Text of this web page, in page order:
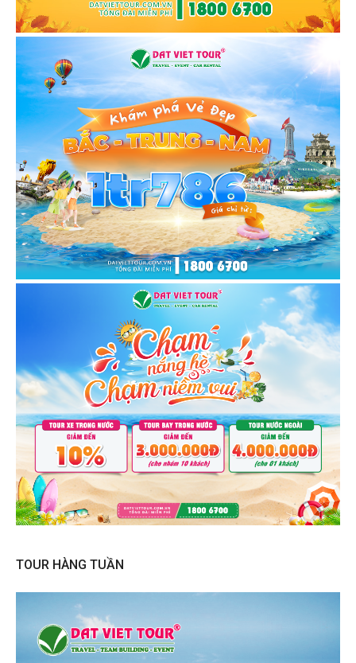
TOUR HÀNG TUẦN